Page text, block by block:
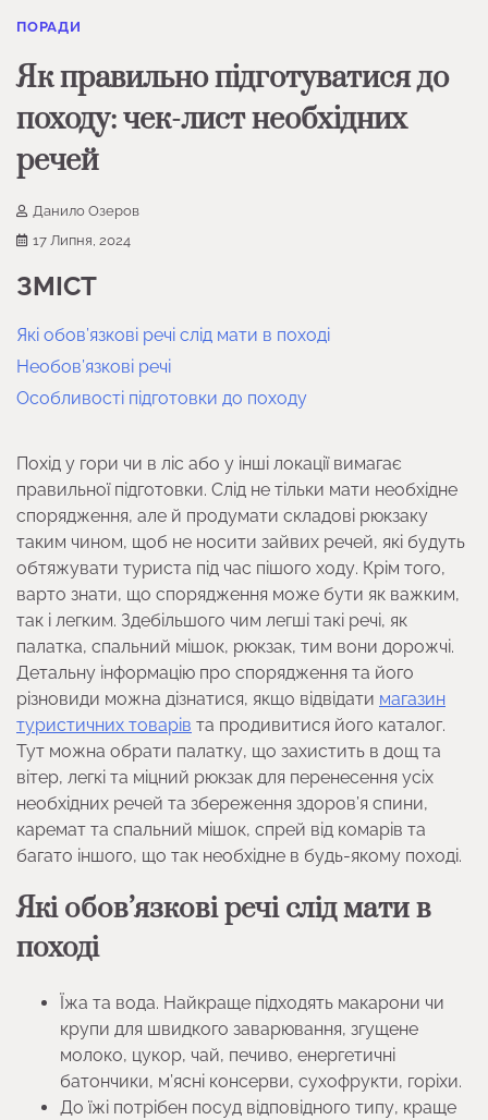
ПОРАДИ
Як правильно підготуватися до
походу: чек-лист необхідних
речей
Данило Озеров
17 Липня, 2024
ЗМІСТ
Які обов’язкові речі слід мати в поході
Необов’язкові речі
Особливості підготовки до походу
Похід у гори чи в ліс або у інші локації вимагає
правильної підготовки. Слід не тільки мати необхідне
спорядження, але й продумати складові рюкзаку
таким чином, щоб не носити зайвих речей, які будуть
обтяжувати туриста під час пішого ходу. Крім того,
варто знати, що спорядження може бути як важким,
так і легким. Здебільшого чим легші такі речі, як
палатка, спальний мішок, рюкзак, тим вони дорожчі.
Детальну інформацію про спорядження та його
різновиди можна дізнатися, якщо відвідати магазин
туристичних товарів та продивитися його каталог.
Тут можна обрати палатку, що захистить в дощ та
вітер, легкі та міцний рюкзак для перенесення усіх
необхідних речей та збереження здоров’я спини,
каремат та спальний мішок, спрей від комарів та
багато іншого, що так необхідне в будь-якому поході.
Які обов’язкові речі слід мати в
поході
Їжа та вода. Найкраще підходять макарони чи
крупи для швидкого заварювання, згущене
молоко, цукор, чай, печиво, енергетичні
батончики, м’ясні консерви, сухофрукти, горіхи.
До їжі потрібен посуд відповідного типу, краще